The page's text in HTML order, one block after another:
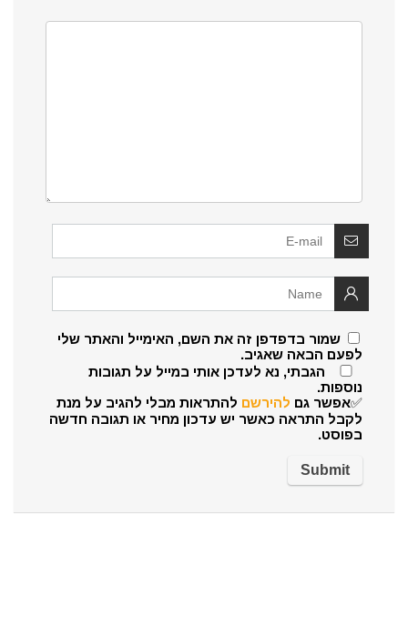
שמור בדפדפן זה את השם, האימייל והאתר שלי
לפעם הבאה שאגיב.
הגבתי, נא לעדכן אותי במייל על תגובות
נוספות.
✅אפשר גם להירשם להתראות מבלי להגיב על מנת
לקבל התראה כאשר יש עדכון מחיר או תגובה חדשה
בפוסט.